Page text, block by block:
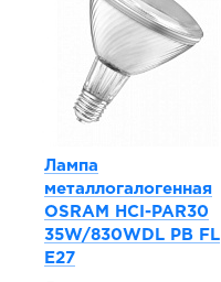
Лампа
металлогалогенная
OSRAM HCI-PAR30
35W/830WDL PB FL
E27